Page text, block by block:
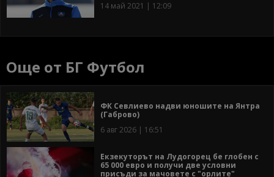
14 май 2021 | 12:09
Още от БГ Футбол
ФК Севлиево надви юношите на Янтра
(Габрово)
6 авг 2026 | 16:51
Екзекуторът на Лудогорец бе глобен с
65 000 евро и получи две условни
присъди за мачовете с "орлите"